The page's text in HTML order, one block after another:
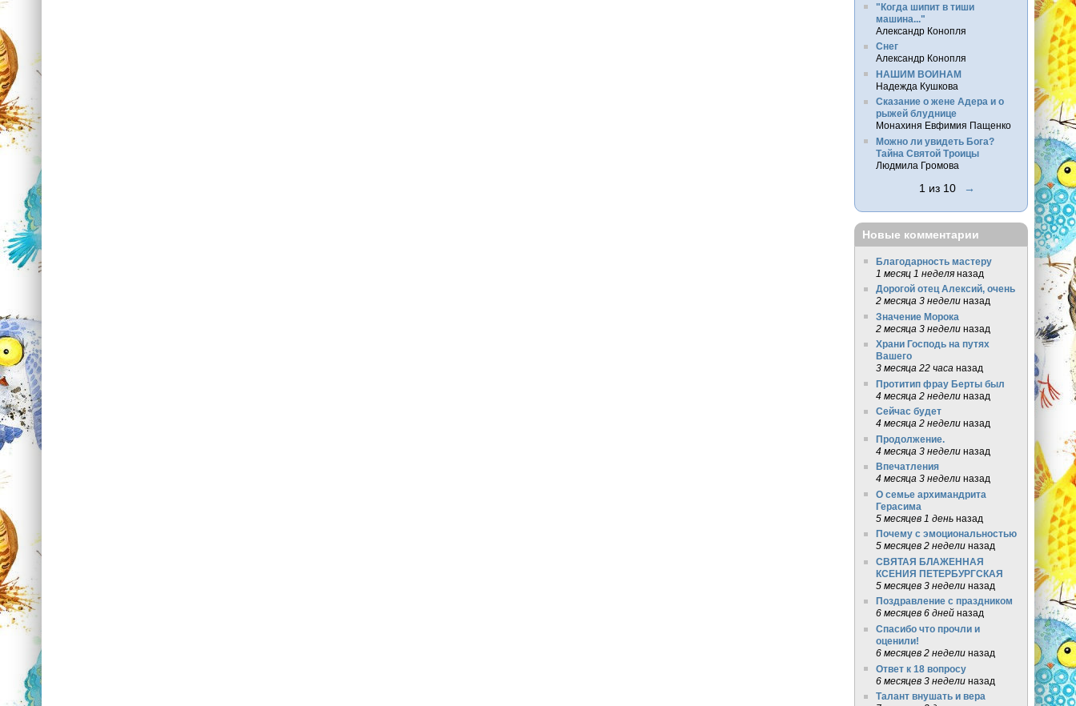
"Когда шипит в тиши
машина..."
Александр Конопля
Снег
Александр Конопля
НАШИМ ВОИНАМ
Надежда Кушкова
Сказание о жене Адера и о
рыжей блуднице
Монахиня Евфимия Пащенко
Можно ли увидеть Бога?
Тайна Святой Троицы
Людмила Громова
1 из 10 →
Новые комментарии
Благодарность мастеру
1 месяц 1 неделяназад
Дорогой отец Алексий, очень
2 месяца 3 неделиназад
Значение Морока
2 месяца 3 неделиназад
Храни Господь на путях
Вашего
3 месяца 22 часа назад
Протитип фрау Берты был
4 месяца 2 неделиназад
Сейчас будет
4 месяца 2 неделиназад
Продолжение.
4 месяца 3 неделиназад
Впечатления
4 месяца 3 неделиназад
О семье архимандрита
Герасима
5 месяцев 1 деньназад
Почему с эмоциональностью
5 месяцев 2 неделиназад
СВЯТАЯ БЛАЖЕННАЯ
КСЕНИЯ ПЕТЕРБУРГСКАЯ
5 месяцев 3 неделиназад
Поздравление с праздником
6 месяцев 6 днейназад
Спасибо что прочли и
оценили!
6 месяцев 2 неделиназад
Ответ к 18 вопросу
6 месяцев 3 неделиназад
Талант внушать и вера